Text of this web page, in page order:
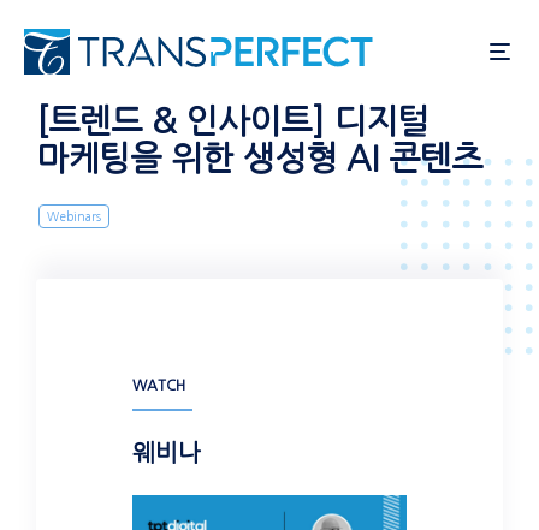
요
텐
츠
로
[트렌드 & 인사이트] 디지털
마케팅을 위한 생성형 AI 콘텐츠
Webinars
WATCH
웨비나